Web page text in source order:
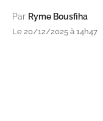
Par Ryme Bousfiha
Le 20/12/2025 à 14h47